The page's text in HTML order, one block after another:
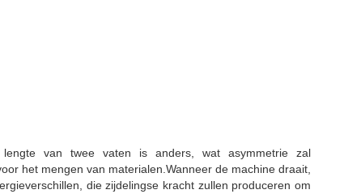
van twee vaten is anders, wat asymmetrie zal
het mengen van materialen.Wanneer de machine draait,
die zijdelingse kracht zullen produceren om